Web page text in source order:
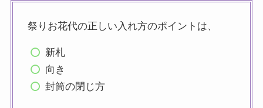
祭りお花代の正しい入れ方のポイントは、
新札
向き
封筒の閉じ方